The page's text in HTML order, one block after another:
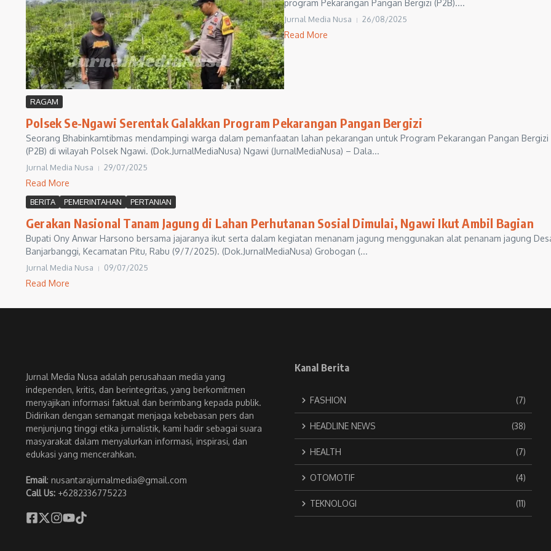
program Pekarangan Pangan Bergizi (P2B)....
Jurnal Media Nusa 26/08/2025
Read More
RAGAM
Polsek Se-Ngawi Serentak Galakkan Program Pekarangan Pangan Bergizi
Seorang Bhabinkamtibmas mendampingi warga dalam pemanfaatan lahan pekarangan untuk Program Pekarangan Pangan Bergizi
(P2B) di wilayah Polsek Ngawi. (Dok.JurnalMediaNusa) Ngawi (JurnalMediaNusa) – Dala...
Jurnal Media Nusa 29/07/2025
Read More
BERITA PEMERINTAHAN PERTANIAN
Gerakan Nasional Tanam Jagung di Lahan Perhutanan Sosial Dimulai, Ngawi Ikut Ambil Bagian
Bupati Ony Anwar Harsono bersama jajaranya ikut serta dalam kegiatan menanam jagung menggunakan alat penanam jagung
Banjarbanggi, Kecamatan Pitu, Rabu (9/7/2025). (Dok.JurnalMediaNusa) Grobogan (...
Jurnal Media Nusa 09/07/2025
Read More
Jurnal Media Nusa adalah perusahaan media yang
independen, kritis, dan berintegritas, yang berkomitmen
menyajikan informasi faktual dan berimbang kepada publik.
Didirikan dengan semangat menjaga kebebasan pers dan
menjunjung tinggi etika jurnalistik, kami hadir sebagai suara
masyarakat dalam menyalurkan informasi, inspirasi, dan
edukasi yang mencerahkan.
Email: nusantarajurnalmedia@gmail.com
Call Us: +6282336775223
Kanal Berita
FASHION (7)
HEADLINE NEWS (38)
HEALTH (7)
OTOMOTIF (4)
TEKNOLOGI (11)